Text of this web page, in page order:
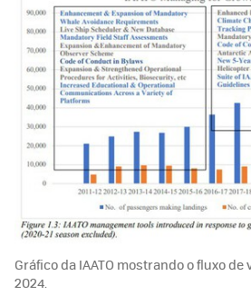
Gráfico da IAATO mostrando o fluxo de
2024.